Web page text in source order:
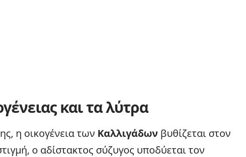
και τα λύτρα
η οικογένειατων Καλλιγάδων βυθίζεται στον
ο αδίστακτος σύζυγος υποδύεται τον